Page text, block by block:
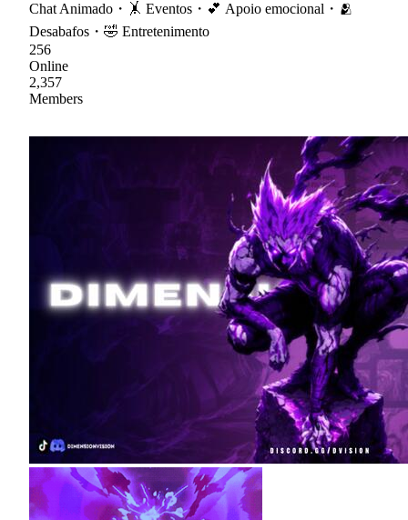
Chat Animado・🤸 Eventos・💕 Apoio emocional・🫂
Desabafos・🤣 Entretenimento
256
Online
2,357
Members